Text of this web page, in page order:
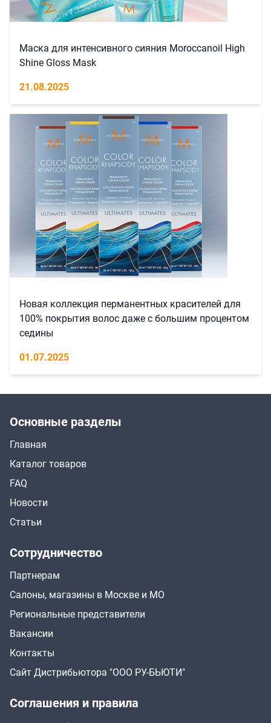
Маска для интенсивного сияния Moroccanoil High
Shine Gloss Mask
21.08.2025
Новая коллекция перманентных красителей для
100% покрытия волос даже с большим процентом
седины
01.07.2025
Основные разделы
Главная
Каталог товаров
FAQ
Новости
Статьи
Сотрудничество
Партнерам
Салоны, магазины в Москве и МО
Региональные представители
Вакансии
Контакты
Сайт Дистрибьютора "ООО РУ-БЬЮТИ"
Соглашения и правила